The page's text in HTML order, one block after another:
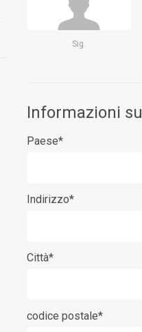
Sig.
Informazioni
Paese*
Indirizzo*
Città*
codice postale*